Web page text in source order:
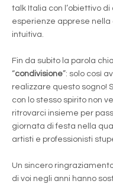
talk Italia con l’obiettivo
esperienze apprese nella
intuitiva.
Fin da subito la parola
“condivisione”: solo così
realizzare questo sogno!
con lo stesso spirito non
ritrovarci insieme per
giornata di festa nella
artisti e professionisti
Un sincero
di voi negli anni hanno